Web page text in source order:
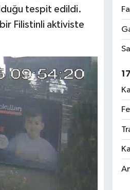
tespit edildi.
Filistinli aktiviste